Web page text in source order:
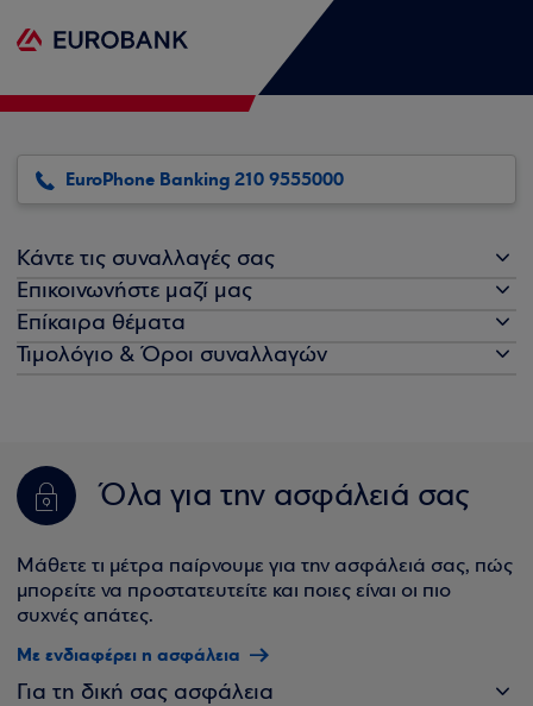
EuroPhone Banking 210 9555000
Κάντε τις συναλλαγές σας
Επικοινωνήστε μαζί μας
Επίκαιρα θέματα
Τιμολόγιο & Όροι συναλλαγών
Όλα για την ασφάλειά σας
Μάθετε τι μέτρα παίρνουμε για την ασφάλειά σας, πώς
μπορείτε να προστατευτείτε και ποιες είναι οι πιο
συχνές απάτες.
Με ενδιαφέρει η ασφάλεια
Για τη δική σας ασφάλεια